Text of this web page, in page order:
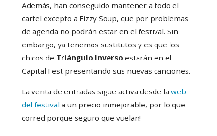
Además, han conseguido mantener a todo el
cartel excepto a Fizzy Soup, que por problemas
de agenda no podrán estar en el festival. Sin
embargo, ya tenemos sustitutos y es que los
chicos de Triángulo Inverso estarán en el
Capital Fest presentando sus nuevas canciones.
La venta de entradas sigue activa desde la web
del festival a un precio inmejorable, por lo que
corred porque seguro que vuelan!